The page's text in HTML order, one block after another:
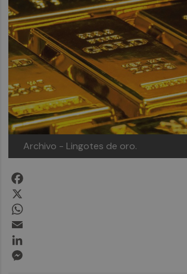
Archivo - Lingotes de oro.